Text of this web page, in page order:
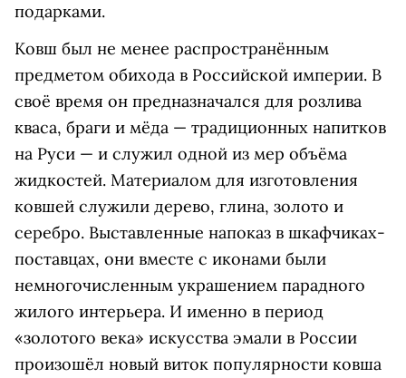
подарками.
Ковш был не менее распространённым
предметом обихода в Российской империи. В
своё время он предназначался для розлива
кваса, браги и мёда — традиционных напитков
на Руси — и служил одной из мер объёма
жидкостей. Материалом для изготовления
ковшей служили дерево, глина, золото и
серебро. Выставленные напоказ в шкафчиках-
поставцах, они вместе с иконами были
немногочисленным украшением парадного
жилого интерьера. И именно в период
«золотого века» искусства эмали в России
произошёл новый виток популярности ковша